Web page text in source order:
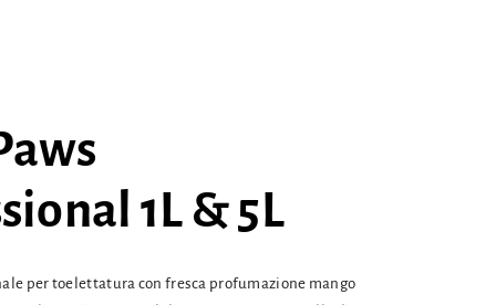
1L & 5L
per toelettatura con fresca profumazione mango